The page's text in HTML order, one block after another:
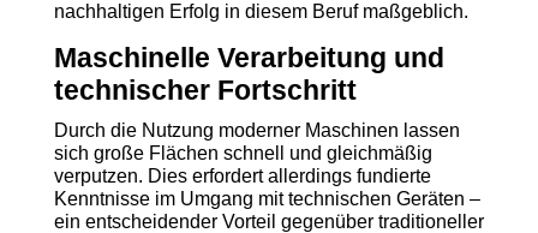
nachhaltigen Erfolg in diesem Beruf maßgeblich.
Maschinelle Verarbeitung und
technischer Fortschritt
Durch die Nutzung moderner Maschinen lassen
sich große Flächen schnell und gleichmäßig
verputzen. Dies erfordert allerdings fundierte
Kenntnisse im Umgang mit technischen Geräten –
ein entscheidender Vorteil gegenüber traditioneller